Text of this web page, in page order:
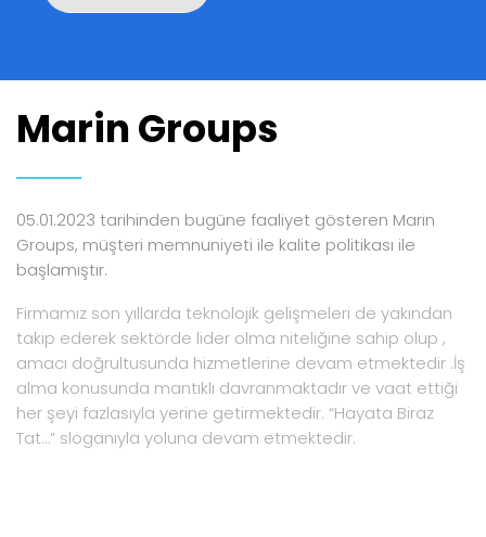
Marin Groups
05.01.2023 tarihinden bugüne faaliyet gösteren Marin
Groups, müşteri memnuniyeti ile kalite politikası ile
başlamıştır.
Firmamız son yıllarda teknolojik gelişmeleri de yakından
takip ederek sektörde lider olma niteliğine sahip olup ,
amacı doğrultusunda hizmetlerine devam etmektedir .İş
alma konusunda mantıklı davranmaktadır ve vaat ettiği
her şeyi fazlasıyla yerine getirmektedir. “Hayata Biraz
Tat…” sloganıyla yoluna devam etmektedir.